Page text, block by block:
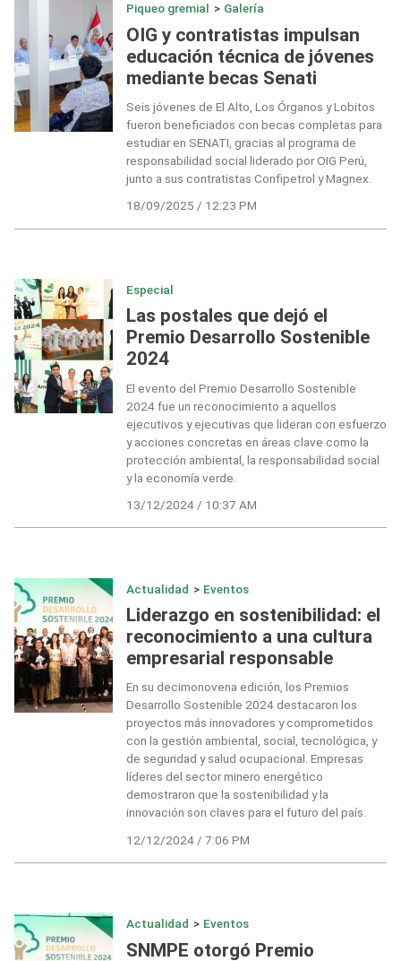
Piqueo gremial > Galería
OIG y contratistas impulsan
educación técnica de jóvenes
mediante becas Senati
Seis jóvenes de El Alto, Los Órganos y Lobitos
fueron beneficiados con becas completas para
estudiar en SENATI, gracias al programa de
responsabilidad social liderado por OIG Perú,
junto a sus contratistas Confipetrol y Magnex.
18/09/2025 / 12:23 PM
Especial
Las postales que dejó el
Premio Desarrollo Sostenible
2024
El evento del Premio Desarrollo Sostenible
2024 fue un reconocimiento a aquellos
ejecutivos y ejecutivas que lideran con esfuerzo
y acciones concretas en áreas clave como la
protección ambiental, la responsabilidad social
y la economía verde.
13/12/2024 / 10:37 AM
Actualidad > Eventos
Liderazgo en sostenibilidad: el
reconocimiento a una cultura
empresarial responsable
En su decimonovena edición, los Premios
Desarrollo Sostenible 2024 destacaron los
proyectos más innovadores y comprometidos
con la gestión ambiental, social, tecnológica, y
de seguridad y salud ocupacional. Empresas
líderes del sector minero energético
demostraron que la sostenibilidad y la
innovación son claves para el futuro del país.
12/12/2024 / 7:06 PM
Actualidad > Eventos
SNMPE otorgó Premio